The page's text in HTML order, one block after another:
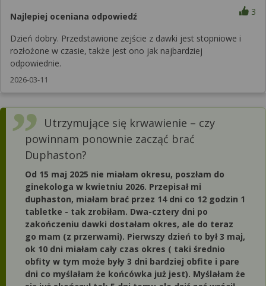
Najlepiej oceniana odpowiedź 3
Dzień dobry. Przedstawione zejście z dawki jest stopniowe i
rozłożone w czasie, także jest ono jak najbardziej
odpowiednie.
2026-03-11
Utrzymujące się krwawienie – czy
powinnam ponownie zacząć brać
Duphaston?
Od 15 maj 2025 nie miałam okresu, poszłam do
ginekologa w kwietniu 2026. Przepisał mi
duphaston, miałam brać przez 14 dni co 12 godzin 1
tabletke - tak zrobiłam. Dwa-cztery dni po
zakończeniu dawki dostałam okres, ale do teraz
go mam (z przerwami). Pierwszy dzień to był 3 maj,
ok 10 dni miałam cały czas okres ( taki średnio
obfity w tym może były 3 dni bardziej obfite i pare
dni co myślałam że końcówka już jest). Myślałam że